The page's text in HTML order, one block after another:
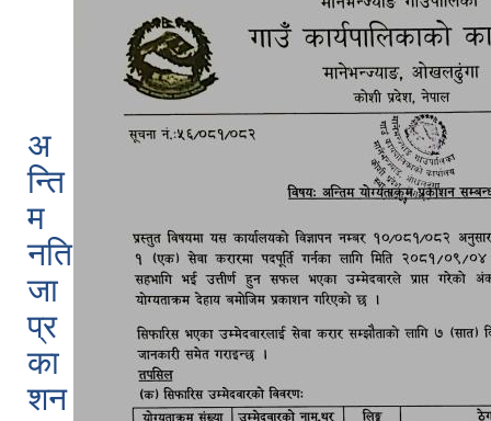
अ
न्ति
म
नति
जा
प्र
का
शन